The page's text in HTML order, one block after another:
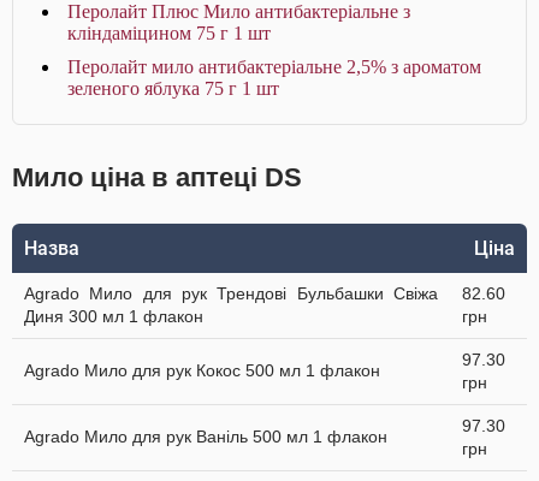
Перолайт Плюс Мило антибактеріальне з
кліндаміцином 75 г 1 шт
Перолайт мило антибактеріальне 2,5% з ароматом
зеленого яблука 75 г 1 шт
Мило ціна в аптеці DS
Назва Ціна
Agrado Мило для рук Трендові Бульбашки Свіжа
Диня 300 мл 1 флакон
82.60
грн
Agrado Мило для рук Кокос 500 мл 1 флакон
97.30
грн
Agrado Мило для рук Ваніль 500 мл 1 флакон
97.30
грн